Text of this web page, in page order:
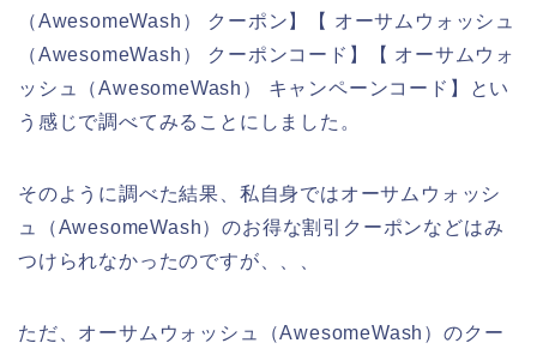
（AwesomeWash） クーポン】【 オーサムウォッシュ
（AwesomeWash） クーポンコード】【 オーサムウォ
ッシュ（AwesomeWash） キャンペーンコード】とい
う感じで調べてみることにしました。
そのように調べた結果、私自身ではオーサムウォッシ
ュ（AwesomeWash）のお得な割引クーポンなどはみ
つけられなかったのですが、、、
ただ、オーサムウォッシュ（AwesomeWash）のクー